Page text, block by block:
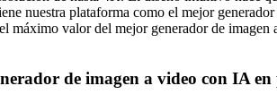
nuestra plataforma como el mejor
máximo valor del mejor generador de
de imagen a video con IA en